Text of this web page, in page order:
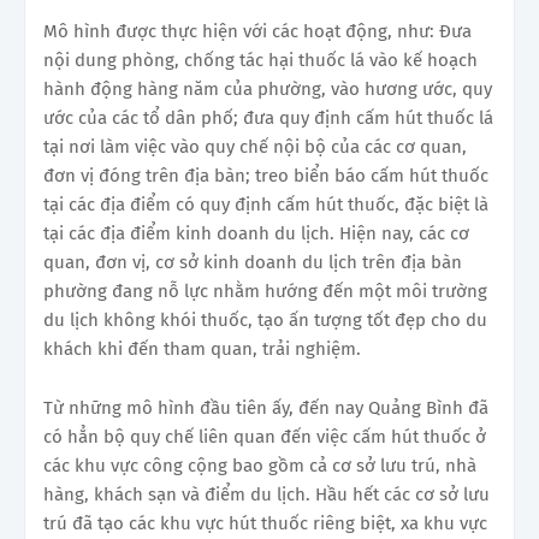
Mô hình được thực hiện với các hoạt động, như: Đưa
nội dung phòng, chống tác hại thuốc lá vào kế hoạch
hành động hàng năm của phường, vào hương ước, quy
ước của các tổ dân phố; đưa quy định cấm hút thuốc lá
tại nơi làm việc vào quy chế nội bộ của các cơ quan,
đơn vị đóng trên địa bàn; treo biển báo cấm hút thuốc
tại các địa điểm có quy định cấm hút thuốc, đặc biệt là
tại các địa điểm kinh doanh du lịch. Hiện nay, các cơ
quan, đơn vị, cơ sở kinh doanh du lịch trên địa bàn
phường đang nỗ lực nhằm hướng đến một môi trường
du lịch không khói thuốc, tạo ấn tượng tốt đẹp cho du
khách khi đến tham quan, trải nghiệm.
Từ những mô hình đầu tiên ấy, đến nay Quảng Bình đã
có hẳn bộ quy chế liên quan đến việc cấm hút thuốc ở
các khu vực công cộng bao gồm cả cơ sở lưu trú, nhà
hàng, khách sạn và điểm du lịch. Hầu hết các cơ sở lưu
trú đã tạo các khu vực hút thuốc riêng biệt, xa khu vực